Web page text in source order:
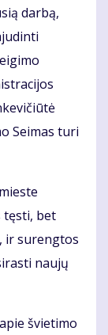
darbą,
Seimas turi
tęsti, bet
ir surengtos
naujų
švietimo